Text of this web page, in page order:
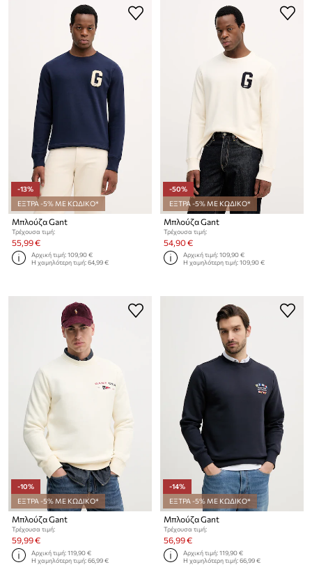
-13%
ΕΞΤΡΑ -5% ΜΕ ΚΩΔΙΚΟ*
Μπλούζα Gant
Τρέχουσα τιμή:
55,99 €
Αρχική τιμή:109,90 €
Η χαμηλότερη τιμή:64,99 €
-50%
ΕΞΤΡΑ -5% ΜΕ ΚΩΔΙΚΟ*
Μπλούζα Gant
Τρέχουσα τιμή:
54,90 €
Αρχική τιμή:109,90 €
Η χαμηλότερη τιμή:109,90 €
-10%
ΕΞΤΡΑ -5% ΜΕ ΚΩΔΙΚΟ*
Μπλούζα Gant
Τρέχουσα τιμή:
59,99 €
Αρχική τιμή:119,90 €
Η χαμηλότερη τιμή:66,99 €
-14%
ΕΞΤΡΑ -5% ΜΕ ΚΩΔΙΚΟ*
Μπλούζα Gant
Τρέχουσα τιμή:
56,99 €
Αρχική τιμή:119,90 €
Η χαμηλότερη τιμή:66,99 €